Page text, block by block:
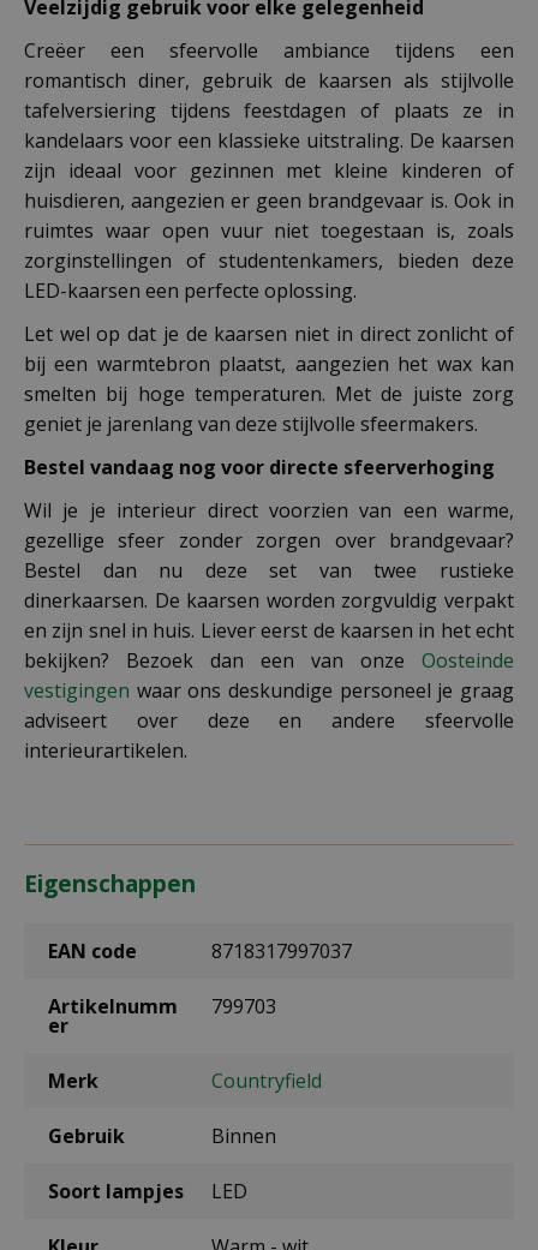
Veelzijdig gebruik voor elke gelegenheid
Creëer een sfeervolle ambiance tijdens een
romantisch diner, gebruik de kaarsen als stijlvolle
tafelversiering tijdens feestdagen of plaats ze in
kandelaars voor een klassieke uitstraling. De kaarsen
zijn ideaal voor gezinnen met kleine kinderen of
huisdieren, aangezien er geen brandgevaar is. Ook in
ruimtes waar open vuur niet toegestaan is, zoals
zorginstellingen of studentenkamers, bieden deze
LED-kaarsen een perfecte oplossing.
Let wel op dat je de kaarsen niet in direct zonlicht of
bij een warmtebron plaatst, aangezien het wax kan
smelten bij hoge temperaturen. Met de juiste zorg
geniet je jarenlang van deze stijlvolle sfeermakers.
Bestel vandaag nog voor directe sfeerverhoging
Wil je je interieur direct voorzien van een warme,
gezellige sfeer zonder zorgen over brandgevaar?
Bestel dan nu deze set van twee rustieke
dinerkaarsen. De kaarsen worden zorgvuldig verpakt
en zijn snel in huis. Liever eerst de kaarsen in het echt
bekijken? Bezoek dan een van onze Oosteinde
vestigingen waar ons deskundige personeel je graag
adviseert over deze en andere sfeervolle
interieurartikelen.
Eigenschappen
EAN code 8718317997037
Artikelnumm
er
799703
Merk Countryfield
Gebruik Binnen
Soort lampjes LED